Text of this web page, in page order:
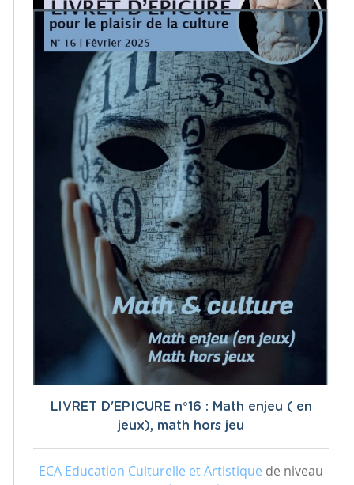
LIVRET D'EPICURE n°16 : Math enjeu ( en
jeux), math hors jeu
ECA Education Culturelle et Artistique de niveau